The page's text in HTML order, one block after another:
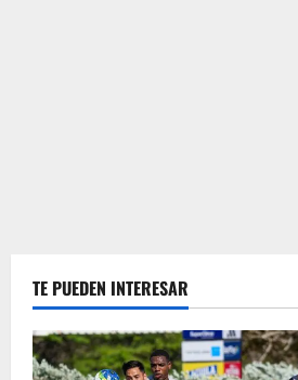
TE PUEDEN INTERESAR